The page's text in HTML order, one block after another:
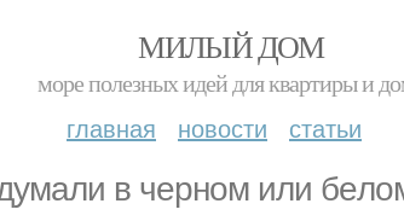
МИЛЫЙ ДОМ
море полезных идей для квартиры и
главная новости статьи
в чepном или